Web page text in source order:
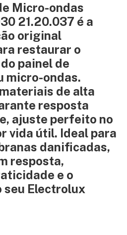
Micro-ondas
21.20.037 é a
original
restaurar o
painel de
micro-ondas.
de alta
resposta
ajuste perfeito no
vida útil. Ideal para
danificadas,
resposta,
e o
seu Electrolux